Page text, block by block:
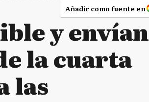
Añadir como fuente en
y envían
la cuarta
las